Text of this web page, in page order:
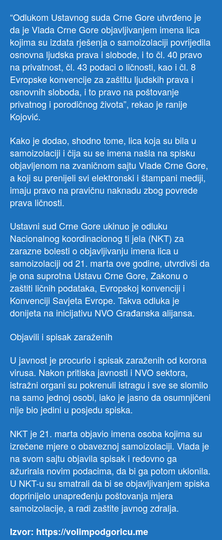
“Odlukom Ustavnog suda Crne Gore utvrđeno je
da je Vlada Crne Gore objavljivanjem imena lica
kojima su izdata rješenja o samoizolaciji povrijedila
osnovna ljudska prava i slobode, i to čl. 40 pravo
na privatnost, čl. 43 podaci o ličnosti, kao i čl. 8
Evropske konvencije za zaštitu ljudskih prava i
osnovnih sloboda, i to pravo na poštovanje
privatnog i porodičnog života”, rekao je ranije
Kojović.
Kako je dodao, shodno tome, lica koja su bila u
samoizolaciji i čija su se imena našla na spisku
objavljenom na zvaničnom sajtu Vlade Crne Gore,
a koji su prenijeli svi elektronski i štampani mediji,
imaju pravo na pravičnu naknadu zbog povrede
prava ličnosti.
Ustavni sud Crne Gore ukinuo je odluku
Nacionalnog koordinacionog ti jela (NKT) za
zarazne bolesti o objavljivanju imena lica u
samoizolaciji od 21. marta ove godine, utvrdivši da
je ona suprotna Ustavu Crne Gore, Zakonu o
zaštiti ličnih podataka, Evropskoj konvenciji i
Konvenciji Savjeta Evrope. Takva odluka je
donijeta na inicijativu NVO Građanska alijansa.
Objavili i spisak zaraženih
U javnost je procurio i spisak zaraženih od korona
virusa. Nakon pritiska javnosti i NVO sektora,
istražni organi su pokrenuli istragu i sve se slomilo
na samo jednoj osobi, iako je jasno da osumnjičeni
nije bio jedini u posjedu spiska.
NKT je 21. marta objavio imena osoba kojima su
izrečene mjere o obaveznoj samoizolaciji. Vlada je
na svom sajtu objavila spisak i redovno ga
ažurirala novim podacima, da bi ga potom uklonila.
U NKT-u su smatrali da bi se objavljivanjem spiska
doprinijelo unapređenju poštovanja mjera
samoizolacije, a radi zaštite javnog zdralja.
Izvor: https://volimpodgoricu.me